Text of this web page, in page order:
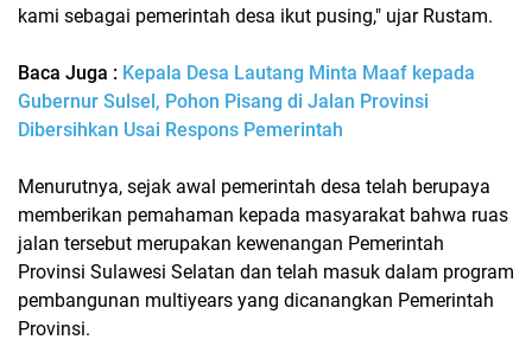
kami sebagai pemerintah desa ikut pusing," ujar Rustam.
Baca Juga : Kepala Desa Lautang Minta Maaf kepada
Gubernur Sulsel, Pohon Pisang di Jalan Provinsi
Dibersihkan Usai Respons Pemerintah
Menurutnya, sejak awal pemerintah desa telah berupaya
memberikan pemahaman kepada masyarakat bahwa ruas
jalan tersebut merupakan kewenangan Pemerintah
Provinsi Sulawesi Selatan dan telah masuk dalam program
pembangunan multiyears yang dicanangkan Pemerintah
Provinsi.